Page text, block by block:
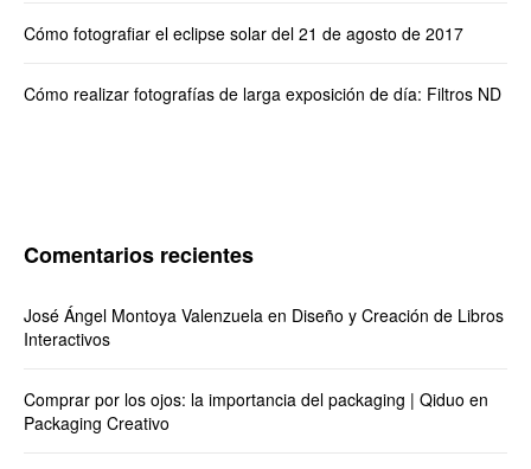
Cómo fotografiar el eclipse solar del 21 de agosto de 2017
Cómo realizar fotografías de larga exposición de día: Filtros ND
Comentarios recientes
José Ángel Montoya Valenzuela en Diseño y Creación de Libros
Interactivos
Comprar por los ojos: la importancia del packaging | Qiduo en
Packaging Creativo